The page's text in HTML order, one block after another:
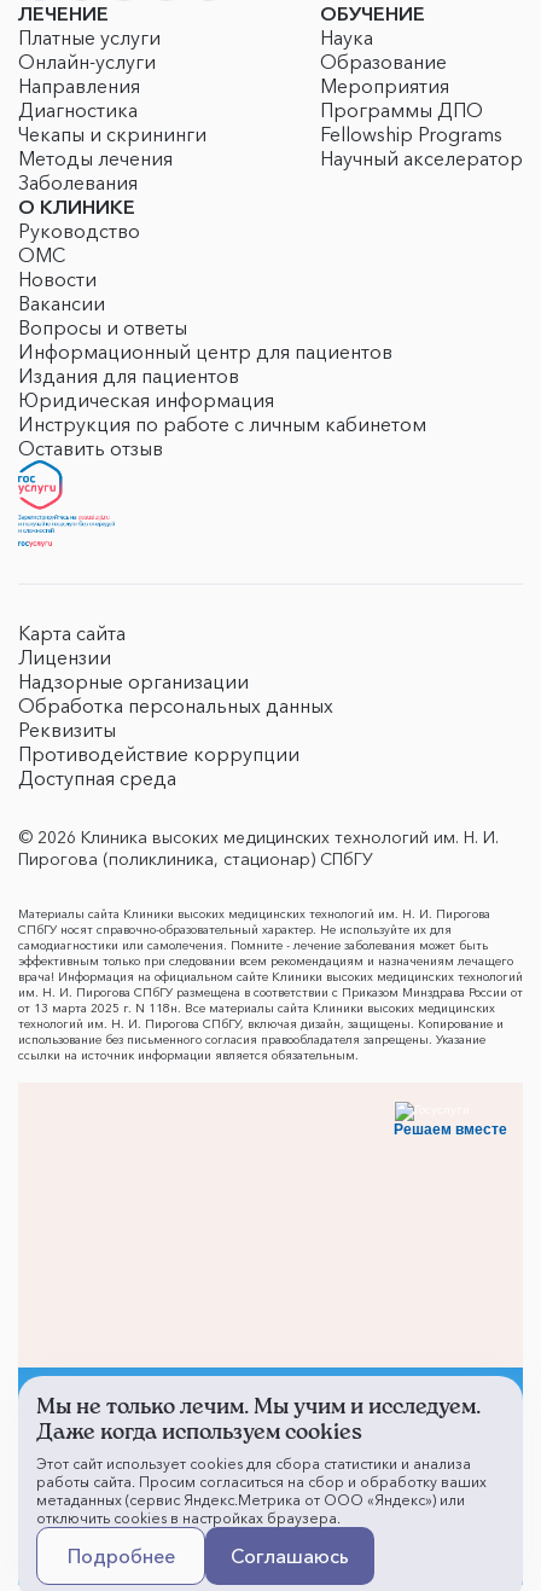
ЛЕЧЕНИЕ
Платные услуги
Онлайн-услуги
Направления
Диагностика
Чекапы и скрининги
Методы лечения
Заболевания
ОБУЧЕНИЕ
Наука
Образование
Мероприятия
Программы ДПО
Fellowship Programs
Научный акселератор
О КЛИНИКЕ
Руководство
ОМС
Новости
Вакансии
Вопросы и ответы
Информационный центр для пациентов
Издания для пациентов
Юридическая информация
Инструкция по работе с личным кабинетом
Оставить отзыв
Карта сайта
Лицензии
Надзорные организации
Обработка персональных данных
Реквизиты
Противодействие коррупции
Доступная среда
© 2026 Клиника высоких медицинских технологий им. Н. И.
Пирогова (поликлиника, стационар) СПбГУ
Материалы сайта Клиники высоких медицинских технологий им. Н. И. Пирогова
СПбГУ носят справочно-образовательный характер. Не используйте их для
самодиагностики или самолечения. Помните - лечение заболевания может быть
эффективным только при следовании всем рекомендациям и назначениям лечащего
врача! Информация на официальном сайте Клиники высоких медицинских технологий
им. Н. И. Пирогова СПбГУ размещена в соответствии с Приказом Минздрава России от
от 13 марта 2025 г. N 118н. Все материалы сайта Клиники высоких медицинских
технологий им. Н. И. Пирогова СПбГУ, включая дизайн, защищены. Копирование и
использование без письменного согласия правообладателя запрещены. Указание
ссылки на источник информации является обязательным.
Решаем вместе
Не смогли записаться к
врачу?
Написать о проблеме
Мы не только лечим. Мы учим и исследуем.
Даже когда используем cookies
Этот сайт использует cookies для сбора статистики и анализа
работы сайта. Просим согласиться на сбор и обработку ваших
метаданных (сервис Яндекс.Метрика от ООО «Яндекс») или
отключить cookies в настройках браузера.
Подробнее Соглашаюсь